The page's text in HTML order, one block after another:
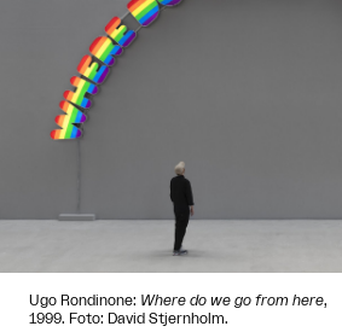
Ugo Rondinone: Where do we go from here,
1999. Foto: David Stjernholm.